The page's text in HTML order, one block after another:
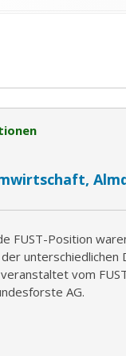
FUST-Position
unterschiedlichen
vom
AG.